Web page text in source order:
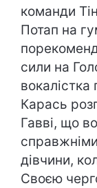
команди
Потап на
сили на
Карась
Гавві, що
дівчини,
Своєю